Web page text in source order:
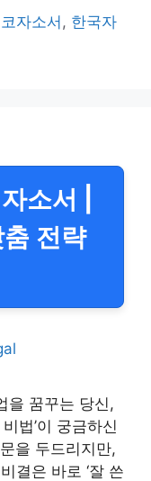
자소서, 한국자
소서 |
전략
을 꿈꾸는 당신,
법’이 궁금하신
을 두드리지만,
결은 바로 ‘잘 쓴